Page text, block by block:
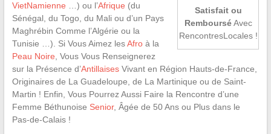
Satisfait ou
RembourséAvec
RencontresLocales !
VietNamienne …) ou l’Afrique (du
Sénégal, du Togo, du Mali ou d’un Pays
Maghrébin Comme l’Algérie ou la
Tunisie …). Si Vous Aimez lesAfroà la
Peau Noire , Vous Vous Renseignerez
sur la Présence d’AntillaisesVivant en Région Hauts-de-France,
Originaires de La Guadeloupe, de La Martinique ou de Saint-
Martin ! Enfin, Vous Pourrez Aussi Faire la Rencontre d’une
Femme Béthunoise Senior, Âgée de 50 Ans ou Plus dans le
Pas-de-Calais !